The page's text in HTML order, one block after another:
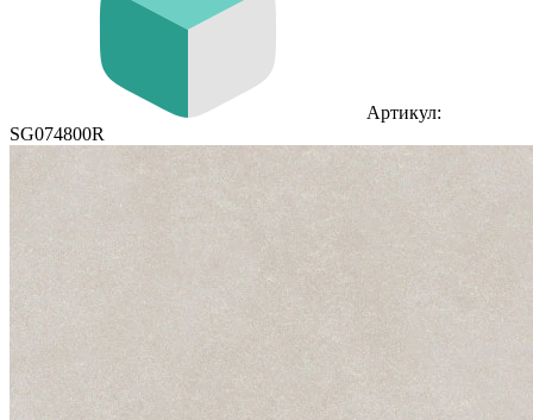
Артикул:
SG074800R